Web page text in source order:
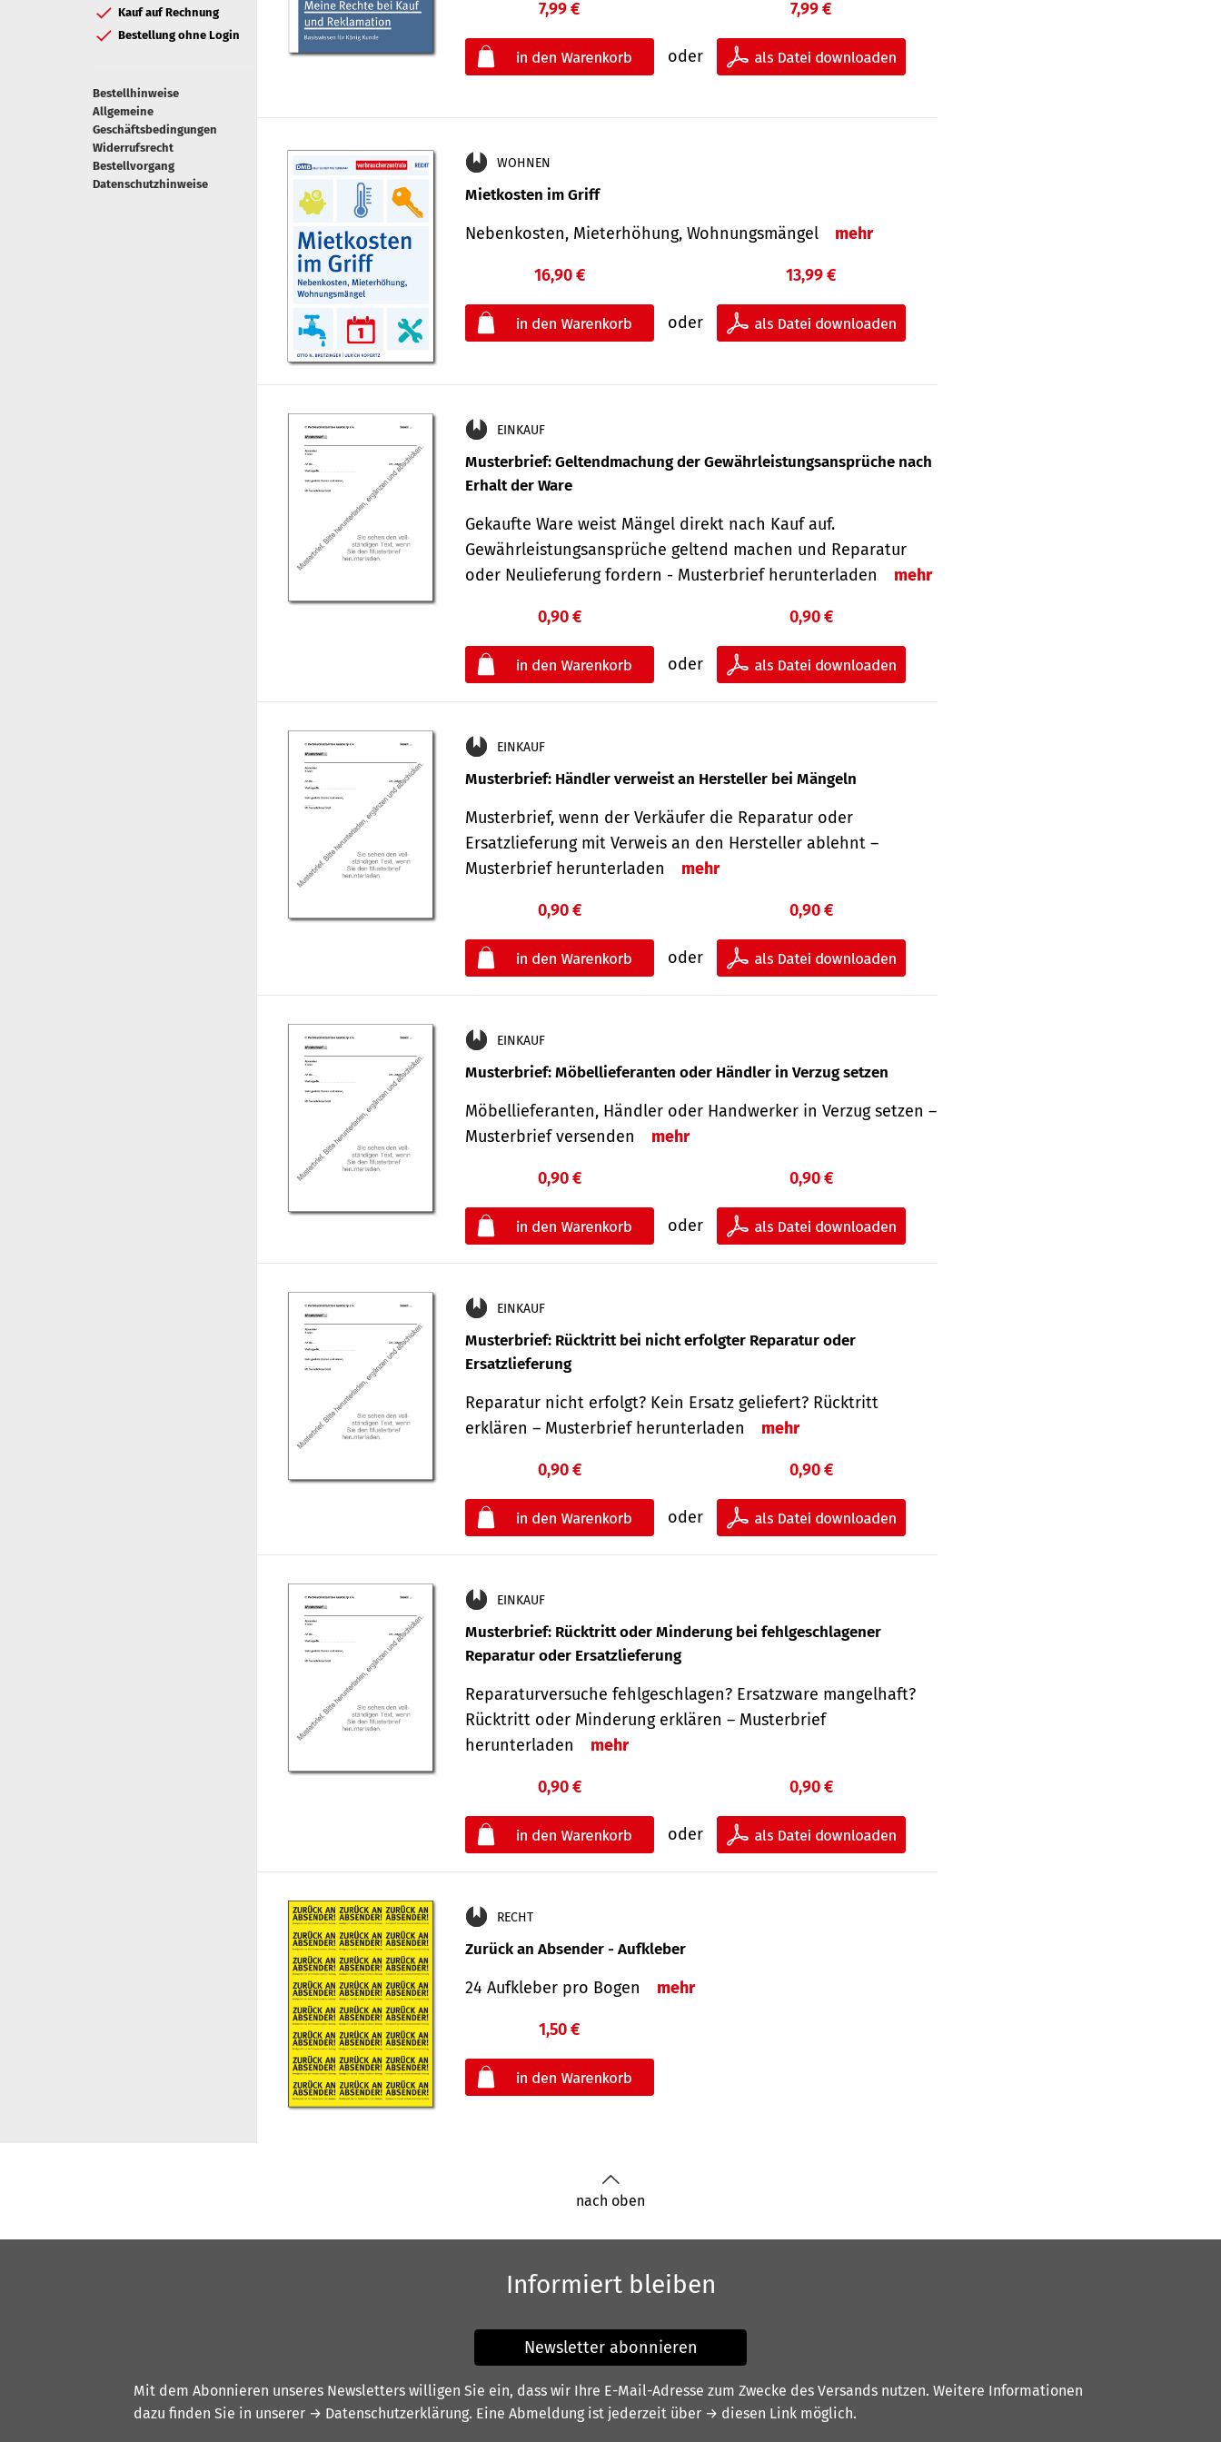
Kauf auf Rechnung
Bestellung ohne Login
Bestellhinweise
Allgemeine
Geschäftsbedingungen
Widerrufsrecht
Bestellvorgang
Datenschutzhinweise
7,99 €
oder
7,99 €
WOHNEN
Mietkosten im Griff
Nebenkosten, Mieterhöhung, Wohnungsmängel mehr
16,90 €
oder
13,99 €
EINKAUF
Musterbrief: Geltendmachung der Gewährleistungsansprüche nach
Erhalt der Ware
Gekaufte Ware weist Mängel direkt nach Kauf auf.
Gewährleistungsansprüche geltend machen und Reparatur
oder Neulieferung fordern - Musterbrief herunterladen
mehr
0,90 €
oder
0,90 €
EINKAUF
Musterbrief: Händler verweist an Hersteller bei Mängeln
Musterbrief, wenn der Verkäufer die Reparatur oder
Ersatzlieferung mit Verweis an den Hersteller ablehnt –
Musterbrief herunterladen
mehr
0,90 €
oder
0,90 €
EINKAUF
Musterbrief: Möbellieferanten oder Händler in Verzug setzen
Möbellieferanten, Händler oder Handwerker in Verzug setzen –
Musterbrief versenden
mehr
0,90 €
oder
0,90 €
EINKAUF
Musterbrief: Rücktritt bei nicht erfolgter Reparatur oder
Ersatzlieferung
Reparatur nicht erfolgt? Kein Ersatz geliefert? Rücktritt
erklären – Musterbrief herunterladen
mehr
0,90 €
oder
0,90 €
EINKAUF
Musterbrief: Rücktritt oder Minderung bei fehlgeschlagener
Reparatur oder Ersatzlieferung
Reparaturversuche fehlgeschlagen? Ersatzware mangelhaft?
Rücktritt oder Minderung erklären – Musterbrief
herunterladen
mehr
0,90 €
oder
0,90 €
RECHT
Zurück an Absender - Aufkleber
24 Aufkleber pro Bogen mehr
1,50 €
nach oben
Informiert bleiben
Newsletter abonnieren
Mit dem Abonnieren unseres Newsletters willigen Sie ein, dass wir Ihre E-Mail-Adresse zum Zwecke des Versands nutzen. Weitere Informationen
dazu finden Sie in unserer → Datenschutzerklärung. Eine Abmeldung ist jederzeit über → diesen Link möglich.